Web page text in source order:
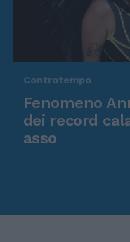
Controtempo
Fenomeno
dei record
asso